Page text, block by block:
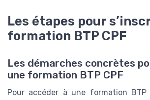
Les étapes pour
formation BTP CPF
Les démarches concrètes
une formation BTP CPF
Pour accéder à une formation